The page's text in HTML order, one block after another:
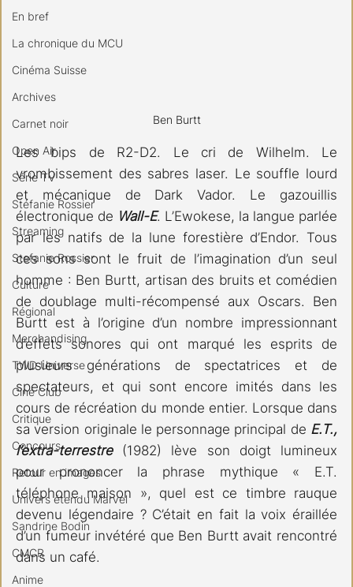
En bref
La chronique du MCU
Cinéma Suisse
Archives
Carnet noir
Open Air
Série TV
Stéfanie Rossier
Streaming
Stefanie Rossier
Culture
Régional
Merchandising
TWD Universe
Ciné Club
Critique
Concours
Retour en images
Univers étendu Marvel
Sandrine Bodin
CMCR
Anime
Ben Burtt
Les bips de R2-D2. Le cri de Wilhelm. Le
vrombissement des sabres laser. Le souffle lourd
et mécanique de Dark Vador. Le gazouillis
électronique de Wall-E. L’Ewokese, la langue parlée
par les natifs de la lune forestière d’Endor. Tous
ces sons sont le fruit de l’imagination d’un seul
homme : Ben Burtt, artisan des bruits et comédien
de doublage multi-récompensé aux Oscars. Ben
Burtt est à l’origine d’un nombre impressionnant
d’effets sonores qui ont marqué les esprits de
plusieurs générations de spectatrices et de
spectateurs, et qui sont encore imités dans les
cours de récréation du monde entier. Lorsque dans
sa version originale le personnage principal de E.T.,
l’extra-terrestre (1982) lève son doigt lumineux
pour prononcer la phrase mythique « E.T.
téléphone maison », quel est ce timbre rauque
devenu légendaire ? C’était en fait la voix éraillée
d’un fumeur invétéré que Ben Burtt avait rencontré
dans un café.